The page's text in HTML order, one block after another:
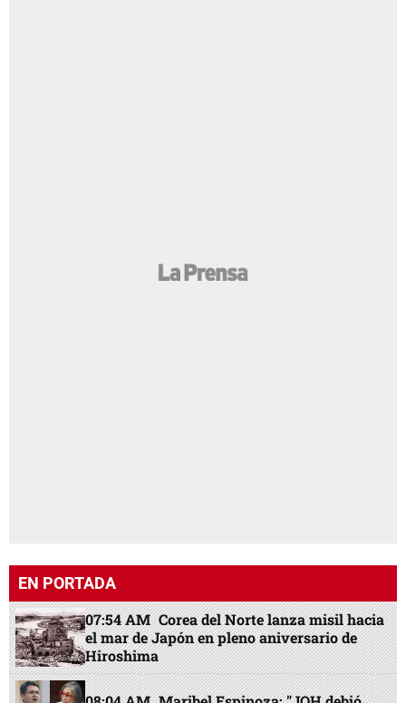
EN PORTADA
07:54 AM Corea del Norte lanza misil hacia
el mar de Japón en pleno aniversario de
Hiroshima